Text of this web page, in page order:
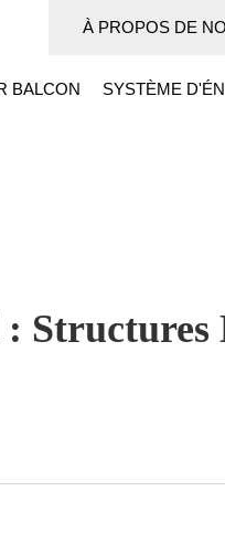
À PROPOS DE
BALCON SYSTÈME
: